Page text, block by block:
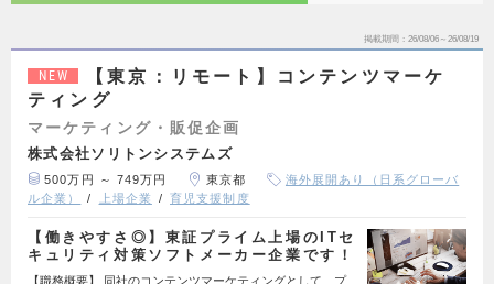
掲載期間 26/08/06～26/08/19
NEW
【東京：リモート】コンテンツマーケ
ティング
マーケティング・販促企画
株式会社ソリトンシステムズ
500万円 ～ 749万円 東京都
海外展開あり（日系グローバ
ル企業）
上場企業 育児支援制度
【働きやすさ◎】東証プライム上場のITセ
キュリティ対策ソフトメーカー企業です！
【職務概要】 同社のコンテンツマーケティングとして、プ